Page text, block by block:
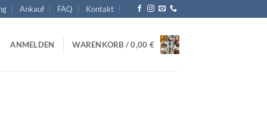
Ankauf FAQ Kontakt
ANMELDEN WARENKORB /0,00 €